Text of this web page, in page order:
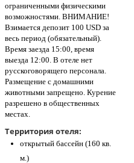
ограниченными физическими
возможностями. ВНИМАНИЕ!
Взимается депозит 100 USD за
весь период (обязательный).
Время заезда 15:00, время
выезда 12:00. В отеле нет
русскоговорящего персонала.
Размещение с домашними
животными запрещено. Курение
разрешено в общественных
местах.
Территория отеля:
открытый бассейн (160 кв.
м.)